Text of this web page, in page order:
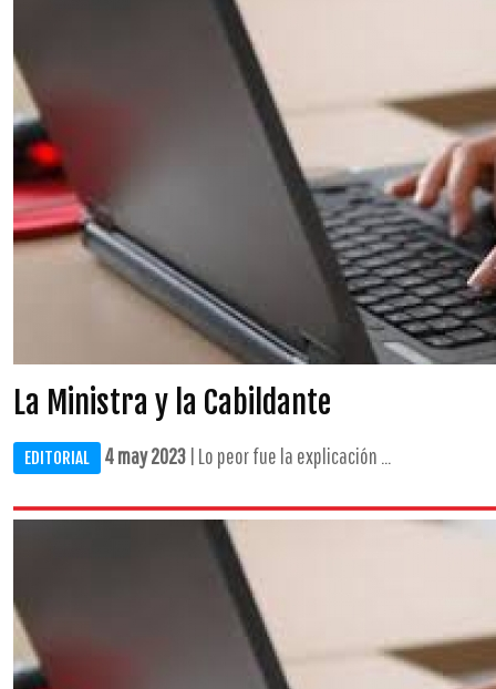
La Ministra y la Cabildante
EDITORIAL 4 may 2023 | Lo peor fue la explicación ...